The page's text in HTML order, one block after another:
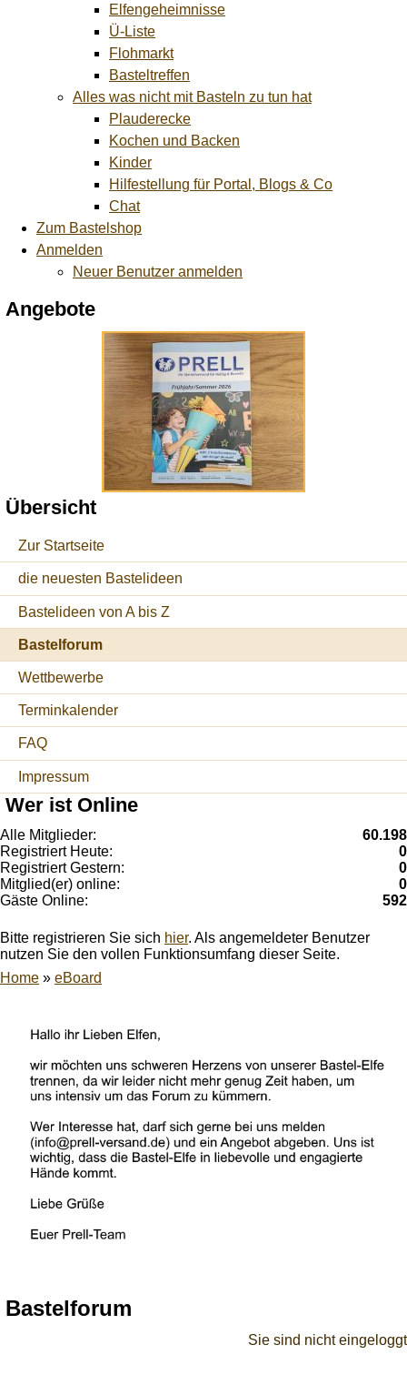
Elfengeheimnisse
Ü-Liste
Flohmarkt
Basteltreffen
Alles was nicht mit Basteln zu tun hat
Plauderecke
Kochen und Backen
Kinder
Hilfestellung für Portal, Blogs & Co
Chat
Zum Bastelshop
Anmelden
Neuer Benutzer anmelden
Angebote
Übersicht
Zur Startseite
die neuesten Bastelideen
Bastelideen von A bis Z
Bastelforum
Wettbewerbe
Terminkalender
FAQ
Impressum
Wer ist Online
Alle Mitglieder:
60.198
Registriert Heute:
0
Registriert Gestern:
0
Mitglied(er) online:
0
Gäste Online:
592
Bitte registrieren Sie sich hier. Als angemeldeter Benutzer
nutzen Sie den vollen Funktionsumfang dieser Seite.
Home » eBoard
Bastelforum
Sie sind nicht eingeloggt